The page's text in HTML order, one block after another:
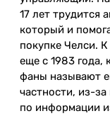
17 лет трудится
который и
покупке Челси.
еще с 1983 года,
фаны называют
частности, из-
по информации